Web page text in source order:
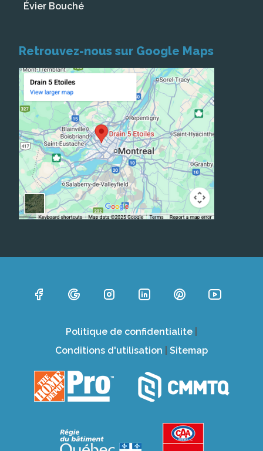
Évier Bouché
Retrouvez-nous sur Google Maps
Politique de confidentialite
Conditions d'utilisation
Sitemap